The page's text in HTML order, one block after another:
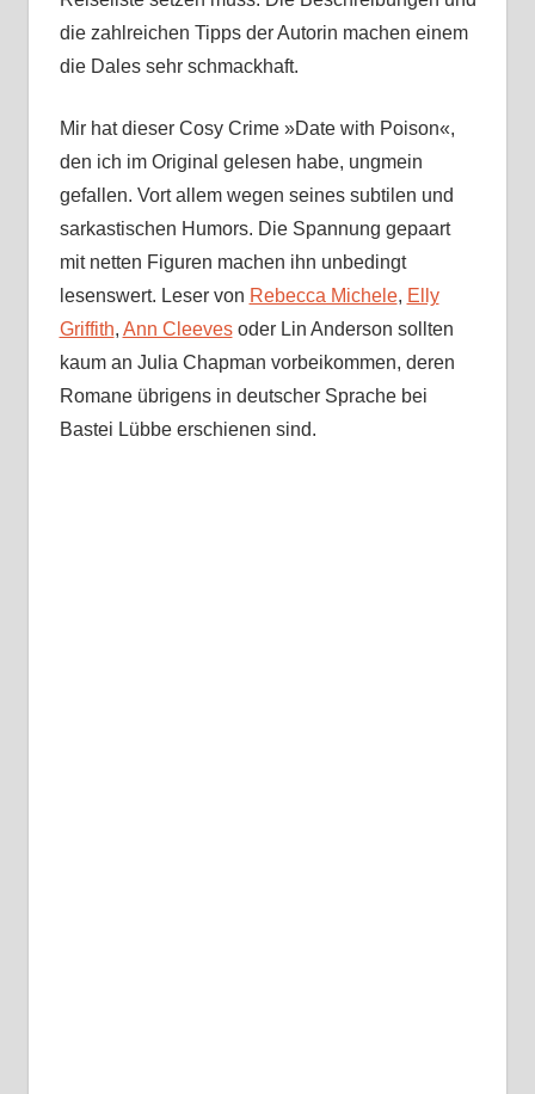
die zahlreichen Tipps der Autorin machen einem
die Dales sehr schmackhaft.
Mir hat dieser Cosy Crime »Date with Poison«,
den ich im Original gelesen habe, ungmein
gefallen. Vort allem wegen seines subtilen und
sarkastischen Humors. Die Spannung gepaart
mit netten Figuren machen ihn unbedingt
lesenswert. Leser von Rebecca Michele, Elly
Griffith, Ann Cleevesoder Lin Anderson sollten
kaum an Julia Chapman vorbeikommen, deren
Romane übrigens in deutscher Sprache bei
Bastei Lübbe erschienen sind.